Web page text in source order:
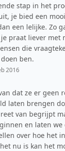
stap in het
je bied een
een lelijke. Zo
praat liever met
die
ben.
2016
dat ze er geen
laten brengen
van begrijpt
en laten
over hoe het
nu is kan het